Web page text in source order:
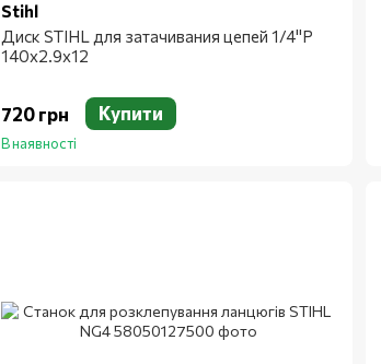
Stihl
Диск STIHL для затачивания цепей 1/4"Р
140x2.9x12
720 грн Купити
В наявності